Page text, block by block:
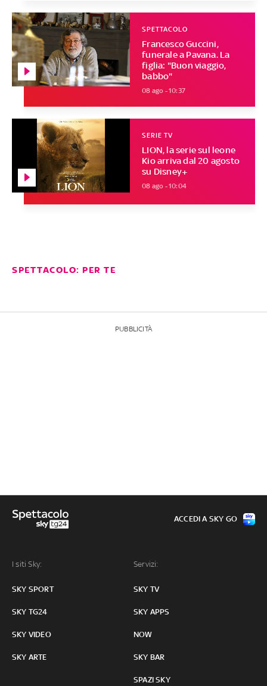
Francesco Guccini,
funerale a Pavana. La
figlia: "Buon viaggio,
babbo"
SPETTACOLO
08 ago - 10:37
LION, la serie sul leone
Kio arriva dal 20 agosto
su Disney+
SERIE TV
08 ago - 10:04
SPETTACOLO: PER TE
PUBBLICITÀ
I siti Sky:
SKY SPORT
SKY TG24
SKY VIDEO
SKY ARTE
Servizi:
SKY TV
SKY APPS
NOW
SKY BAR
SPAZI SKY
ACCEDI A SKY GO